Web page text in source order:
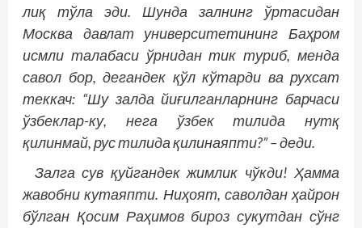
лиқ тўла эди. Шунда залнинг ўртасидан
Москва давлат университетининг Баҳром
исмли талабаси ўрнидан тик туриб, менда
савол бор, дегандек қўл кўтарди ва рухсат
теккач: “Шу залда йиғилганларнинг барчаси
ўзбеклар-ку, нега ўзбек тилида нутқ
қилинмай, рус тилида қилинаяпти?” – деди.
Залга сув қуйгандек жимлик чўкди! Ҳамма
жавобни кутаяпти. Ниҳоят, саволдан ҳайрон
бўлган Қосим Раҳимов бироз сукутдан сўнг